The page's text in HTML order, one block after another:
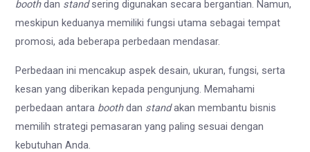
boothdan standsering digunakan secara bergantian. Namun,
meskipun keduanya memiliki fungsi utama sebagai tempat
promosi, ada beberapa perbedaan mendasar.
Perbedaan ini mencakup aspek desain, ukuran, fungsi, serta
kesan yang diberikan kepada pengunjung. Memahami
perbedaan antara boothdan standakan membantu bisnis
memilih strategi pemasaran yang paling sesuai dengan
kebutuhan Anda.